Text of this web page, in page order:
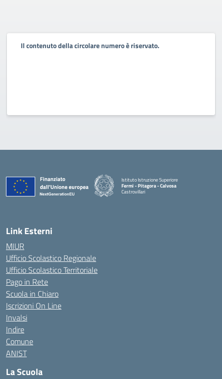
Il contenuto della circolare numero è riservato.
Istituto Istruzione Superiore
Fermi - Pitagora - Calvosa
Castrovillari
Link Esterni
MIUR
Ufficio Scolastico Regionale
Ufficio Scolastico Territoriale
Pago in Rete
Scuola in Chiaro
Iscrizioni On Line
Invalsi
Indire
Comune
ANIST
La Scuola